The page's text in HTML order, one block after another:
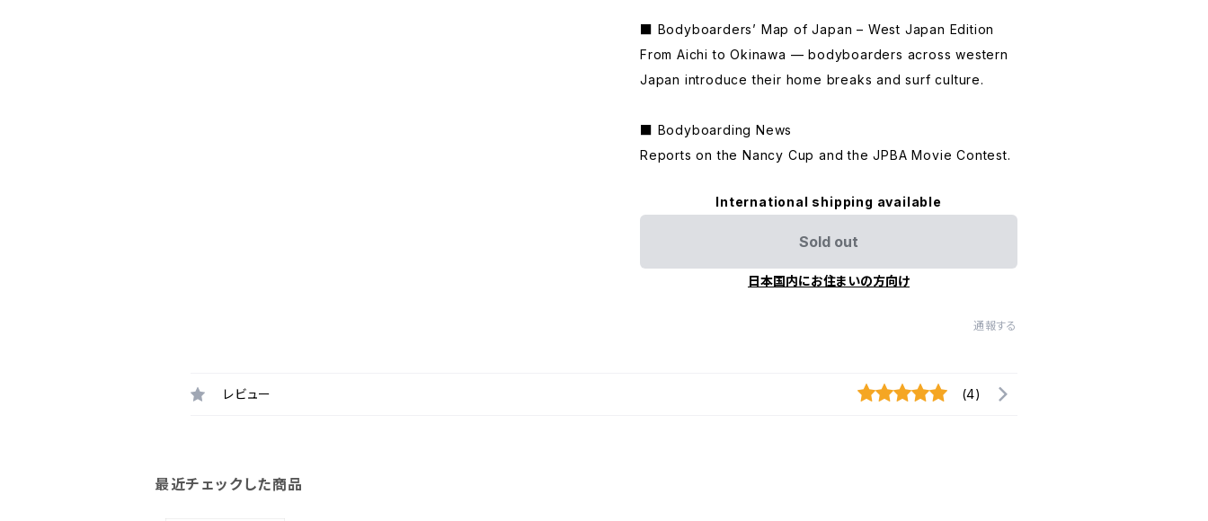
■ Bodyboarders’ Map of Japan – West Japan Edition
From Aichi to Okinawa — bodyboarders across western
Japan introduce their home breaks and surf culture.
■ Bodyboarding News
Reports on the Nancy Cup and the JPBA Movie Contest.
International shipping available
Sold out
日本国内にお住まいの方向け
通報する
レビュー (4)
最近チェックした商品